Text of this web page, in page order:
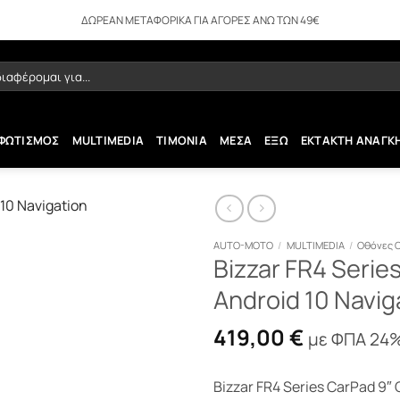
ΔΩΡΕΑΝ ΜΕΤΑΦΟΡΙΚΑ ΓΙΑ ΑΓΟΡΕΣ ΑΝΩ ΤΩΝ 49€
MULTIMEDIA ΤΙΜΟΝΙΑ ΜΕΣΑ ΕΞΩ ΕΚΤΑΚΤΗ
AUTO-MOTO / MULTIMEDIA / Οθόνες
Bizzar FR4
Android 10
419,00€ με ΦΠΑ
Bizzar FR4 Series CarPad